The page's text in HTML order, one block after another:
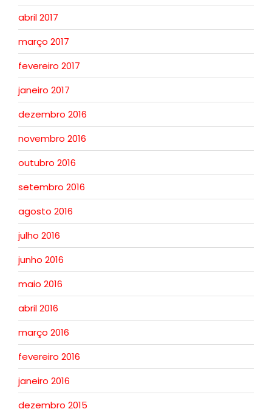
abril 2017
março 2017
fevereiro 2017
janeiro 2017
dezembro 2016
novembro 2016
outubro 2016
setembro 2016
agosto 2016
julho 2016
junho 2016
maio 2016
abril 2016
março 2016
fevereiro 2016
janeiro 2016
dezembro 2015